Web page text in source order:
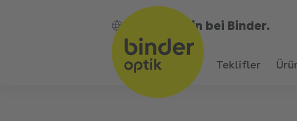
Bin bei Binder.
Teklifler